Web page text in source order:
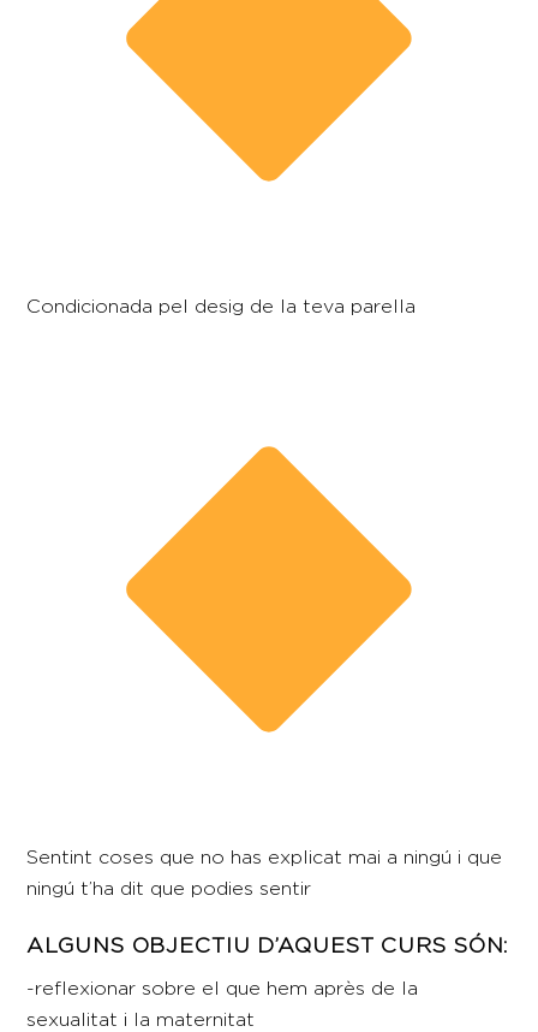
Condicionada pel desig de la teva parella
Sentint coses que no has explicat mai a ningú i que
ningú t’ha dit que podies sentir
ALGUNS OBJECTIU D’AQUEST CURS SÓN:
-reflexionar sobre el que hem après de la
sexualitat i la maternitat